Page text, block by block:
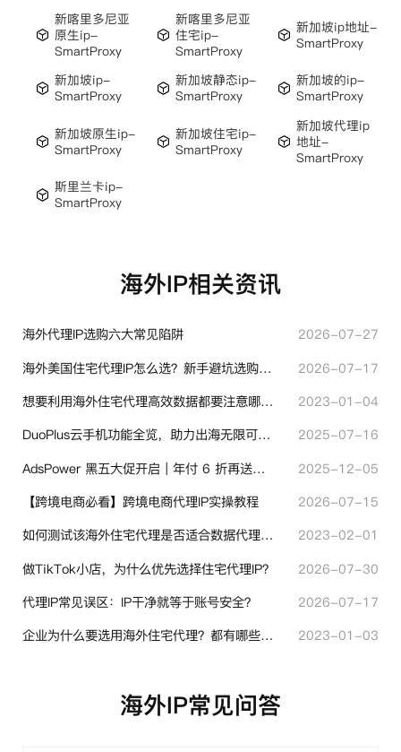
新喀里多尼亚
原生ip-
SmartProxy
新喀里多尼亚
住宅ip-
SmartProxy
新加坡ip地址-
SmartProxy
新加坡ip-
SmartProxy
新加坡静态ip-
SmartProxy
新加坡的ip-
SmartProxy
新加坡原生ip-
SmartProxy
新加坡住宅ip-
SmartProxy
新加坡代理ip
地址-
SmartProxy
斯里兰卡ip-
SmartProxy
海外IP相关资讯
海外代理IP选购六大常见陷阱
2026-07-27
海外美国住宅代理IP怎么选？新手避坑选购指南
2026-07-17
想要利用海外住宅代理高效数据都要注意哪些地方？
2023-01-04
DuoPlus云手机功能全览，助力出海无限可能！
2025-07-16
AdsPower 黑五大促开启｜年付 6 折再送半年＋豪礼抽奖
2025-12-05
【跨境电商必看】跨境电商代理IP实操教程
2026-07-15
如何测试该海外住宅代理是否适合数据代理使用？
2023-02-01
做TikTok小店，为什么优先选择住宅代理IP？
2026-07-30
代理IP常见误区：IP干净就等于账号安全？
2026-07-17
企业为什么要选用海外住宅代理？都有哪些帮助？
2023-01-03
海外IP常见问答